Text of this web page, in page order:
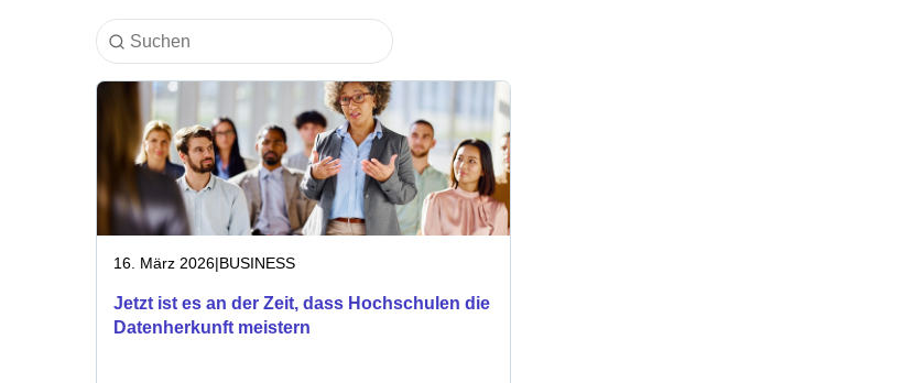
16. März 2026|BUSINESS
Jetzt ist es an der Zeit, dass Hochschulen die
Datenherkunft meistern